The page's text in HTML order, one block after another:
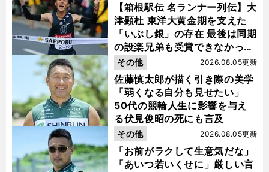
【箱根駅伝 名ランナー列伝】大
津顕杜 東洋大黄金期を支えた
「いぶし銀」の存在 最後は同期
の設楽兄弟も受賞できなかった
金栗杯に輝く
佐藤慎太郎が描く引き際の美学
「弱くなる自分も見せたい」
50代の競輪人生に影響を与え
る伏見俊昭の死にも言及
2026.08.05更新
その他
「お前がラクして生意気だな」
「あいつ若いくせに」厳しい言
2026.08.05更新
その他